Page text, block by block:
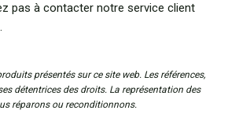
pas à contacter notre service client
présentés sur ce site web. Les références,
détentrices des droits. La représentation des
réparons ou reconditionnons.